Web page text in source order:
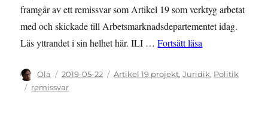
framgår av ett remissvar som Artikel 19 som verktyg arbetat
med och skickade till Arbetsmarknadsdepartementet idag.
Läs yttrandet i sin helhet här. ILI …Fortsätt läsa
Författare
Ola
Publicerat
den
2019-05-22 Kategorier
Artikel 19 projekt,Juridik, Politik
Etiketter
remissvar